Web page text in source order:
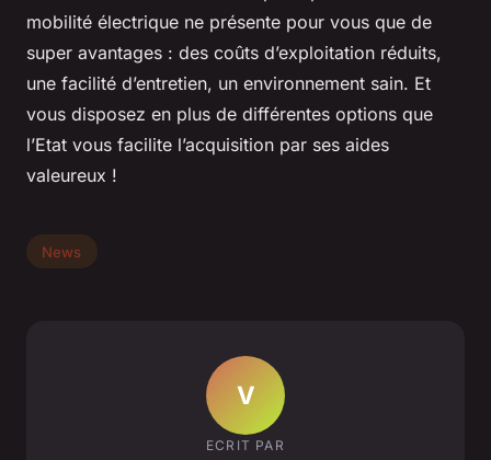
mobilité électrique ne présente pour vous que de
super avantages : des coûts d’exploitation réduits,
une facilité d’entretien, un environnement sain. Et
vous disposez en plus de différentes options que
l’Etat vous facilite l’acquisition par ses aides
valeureux !
News
V
ECRIT PAR